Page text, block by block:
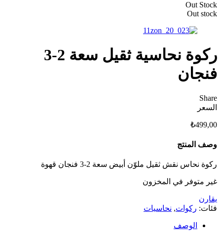
Out Stock
Out stock
ركوة نحاسية ثقيل سعة 2-3
فنجان
Share
السعر
₺499,00
وصف المنتج
ركوة نحاس نقش ثقيل ملوّن أبيض سعة 2-3 فنجان قهوة
غير متوفر في المخزون
يقارن
فئات: ركوات, نحاسيات
الوصف